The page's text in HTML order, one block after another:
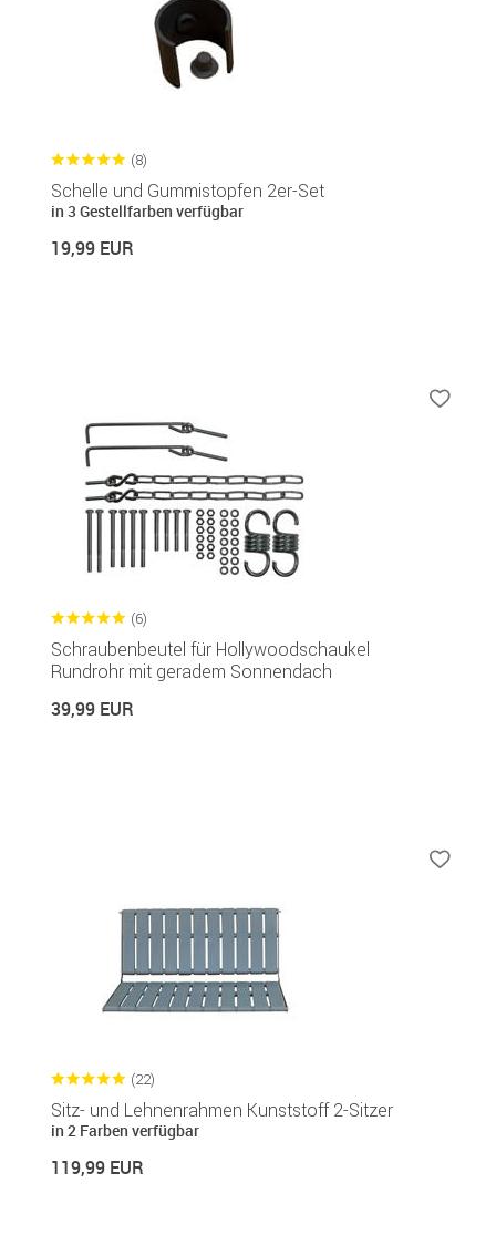
(8)
Schelle und Gummistopfen 2er-Set
in 3 Gestellfarben verfügbar
19,99 EUR
(6)
Schraubenbeutel für Hollywoodschaukel
Rundrohr mit geradem Sonnendach
39,99 EUR
(22)
Sitz- und Lehnenrahmen Kunststoff 2-Sitzer
in 2 Farben verfügbar
119,99 EUR